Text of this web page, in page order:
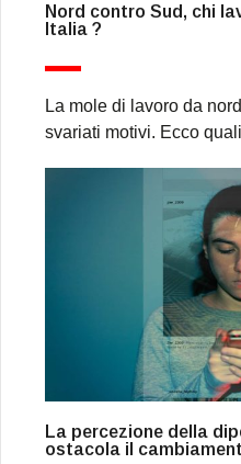
Nord contro Sud, chi
Italia ?
La mole di lavoro da
svariati motivi. Ecco
La percezione della
ostacola il